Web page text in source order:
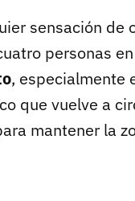
sensación de
personas
, especialmente
que vuelve a
mantener la